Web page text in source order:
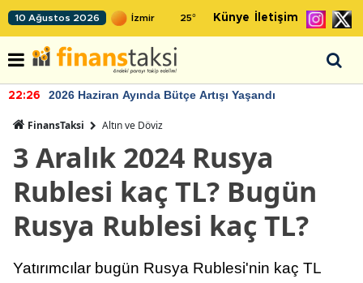
10 Ağustos 2026 25° Künye İletişim
22:26 2026 Haziran Ayında Bütçe Artışı Yaşandı
FinansTaksi Altın ve Döviz
3 Aralık 2024 Rusya
Rublesi kaç TL? Bugün
Rusya Rublesi kaç TL?
Yatırımcılar bugün Rusya Rublesi'nin kaç TL